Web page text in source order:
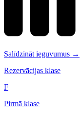
Salīdzināt ieguvumus →
Rezervācijas klase
F
Pirmā klase